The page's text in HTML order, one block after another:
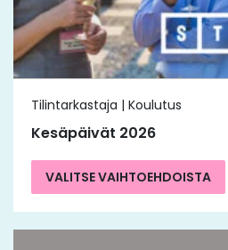
Tilintarkastaja | Koulutus
Kesäpäivät 2026
VALITSE VAIHTOEHDOISTA